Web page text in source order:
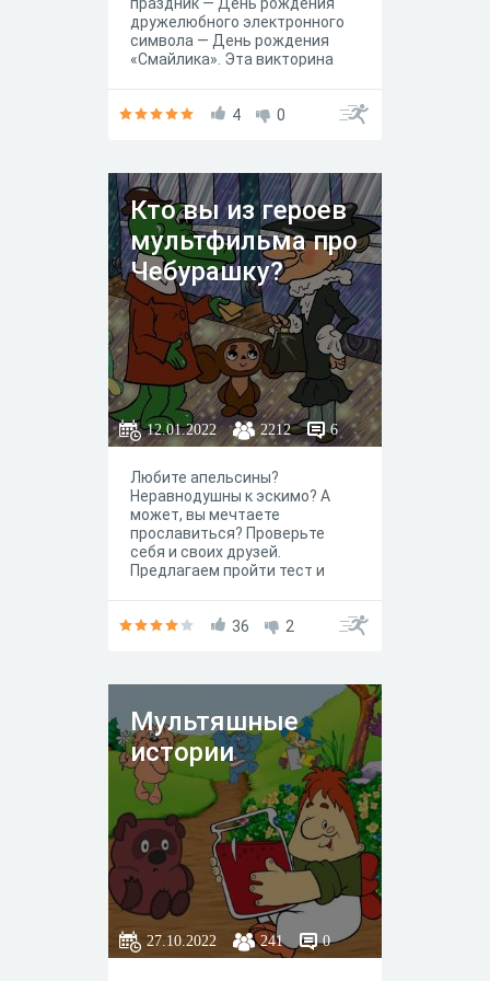
дружелюбного электронного
символа — День рождения
«Смайлика». Эта викторина
головоломок, и уж потом,
4 0
Кто вы из героев
мультфильма про
Чебурашку?
12.01.2022 2212 6
Любите апельсины?
Неравнодушны к эскимо? А
может, вы мечтаете
прославиться? Проверьте
себя и своих друзей.
Предлагаем пройти тест и
36
2
Мультяшные
истории
27.10.2022 241 0